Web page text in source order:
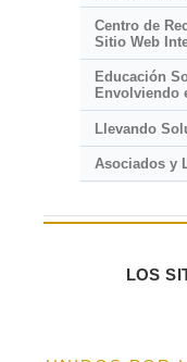
Centro de
Sitio Web
Educación
Envolviendo
Llevando
Asociados y
LOS